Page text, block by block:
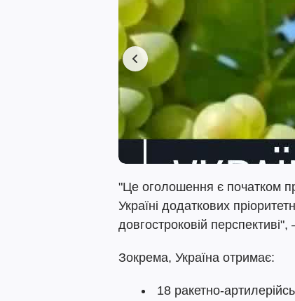
"Це оголошення є початком
Україні додаткових
довгостроковій
Зокрема, Україна отримає:
18 ракетно-